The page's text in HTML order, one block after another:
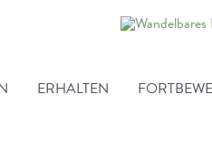
ERHALTEN